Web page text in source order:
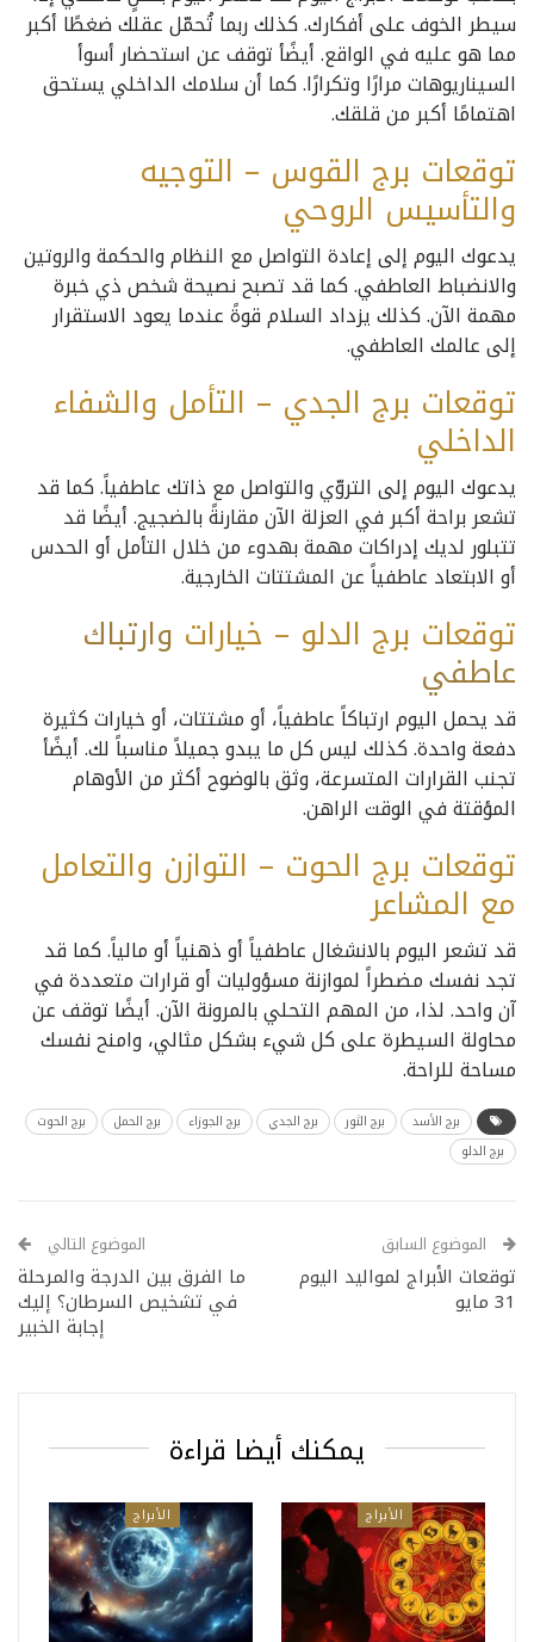
سيطر الخوف على أفكارك. كذلك ربما تُحمّل عقلك ضغطًا أكبر
مما هو عليه في الواقع. أيضًأ توقف عن استحضار أسوأ
السيناريوهات مرارًا وتكرارًا. كما أن سلامك الداخلي يستحق
اهتمامًا أكبر من قلقك.
توقعات برج القوس – التوجيه
والتأسيس الروحي
يدعوك اليوم إلى إعادة التواصل مع النظام والحكمة والروتين
والانضباط العاطفي. كما قد تصبح نصيحة شخص ذي خبرة
مهمة الآن. كذلك يزداد السلام قوةً عندما يعود الاستقرار
إلى عالمك العاطفي.
توقعات برج الجدي – التأمل والشفاء
الداخلي
يدعوك اليوم إلى التروّي والتواصل مع ذاتك عاطفياً. كما قد
تشعر براحة أكبر في العزلة الآن مقارنةً بالضجيج. أيضًا قد
تتبلور لديك إدراكات مهمة بهدوء من خلال التأمل أو الحدس
أو الابتعاد عاطفياً عن المشتتات الخارجية.
توقعات برج الدلو – خيارات وارتباك
عاطفي
قد يحمل اليوم ارتباكاً عاطفياً، أو مشتتات، أو خيارات كثيرة
دفعة واحدة. كذلك ليس كل ما يبدو جميلاً مناسباً لك. أيضًأ
تجنب القرارات المتسرعة، وثق بالوضوح أكثر من الأوهام
المؤقتة في الوقت الراهن.
توقعات برج الحوت – التوازن والتعامل
مع المشاعر
قد تشعر اليوم بالانشغال عاطفياً أو ذهنياً أو مالياً. كما قد
تجد نفسك مضطراً لموازنة مسؤوليات أو قرارات متعددة في
آن واحد. لذا، من المهم التحلي بالمرونة الآن. أيضًا توقف عن
محاولة السيطرة على كل شيء بشكل مثالي، وامنح نفسك
مساحة للراحة.
برج الأسد برج الثور برج الجدي برج الجوزاء برج الحمل
برج الحوت
برج الدلو
الموضوع السابق
توقعات الأبراج لمواليد اليوم
31 مايو
الموضوع التالي
ما الفرق بين الدرجة والمرحلة
في تشخيص السرطان؟ إليك
إجابة الخبير
يمكنك أيضا قراءة
الأبراج الأبراج